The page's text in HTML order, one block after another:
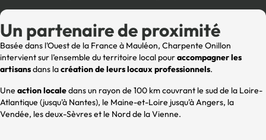
Un partenaire de proximité
Basée dans l'Ouest de la France à Mauléon, Charpente Onillon
intervient sur l’ensemble du territoire local pouraccompagner les
artisansdans lacréation de leurs locaux professionnels.
Une action localedans un rayon de 100 km couvrant le sud de la Loire-
Atlantique (jusqu'à Nantes), le Maine-et-Loire jusqu'à Angers, la
Vendée, les deux-Sèvres et le Nord de la Vienne.